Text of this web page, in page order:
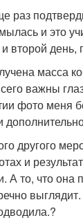
раз
и это
второй
масса
важны
фото меня
другого
и
А то, что